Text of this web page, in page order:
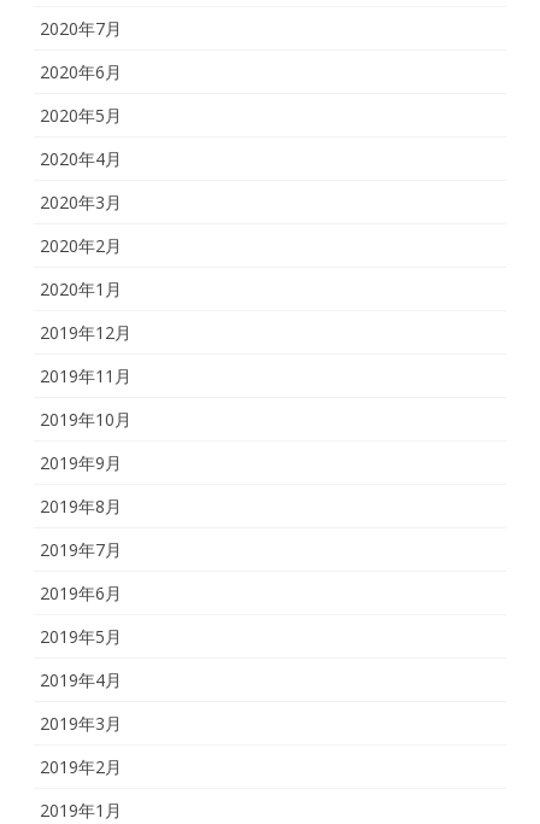
2020年7月
2020年6月
2020年5月
2020年4月
2020年3月
2020年2月
2020年1月
2019年12月
2019年11月
2019年10月
2019年9月
2019年8月
2019年7月
2019年6月
2019年5月
2019年4月
2019年3月
2019年2月
2019年1月